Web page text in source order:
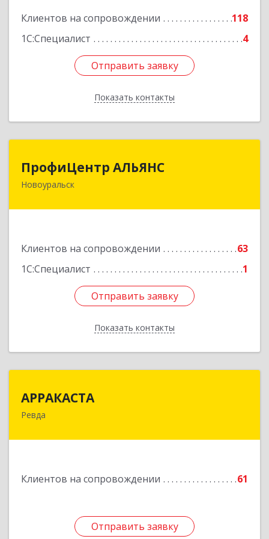
Клиентов на сопровождении
118
1С:Специалист
4
Отправить заявку
Показать контакты
Отправить заявку
Назад
ПрофиЦентр АЛЬЯНС
Новоуральск
Клиентов на сопровождении
63
1С:Специалист
1
Отправить заявку
Показать контакты
624133, Свердловская обл, Новоуральск г, Льва
Отправить заявку
Назад
АРРАКАСТА
Ревда
Клиентов на сопровождении 61
Отправить заявку
623286, Свердловская обл, Ревда г, Азина ул,
Отправить заявку